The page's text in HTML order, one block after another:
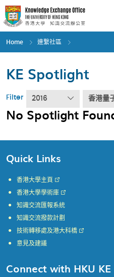
Skip
to
main
content
Home 連繫社區
KE Spotlight
Filter 2016 香港量
No Spotlight
Quick Links
香港大學主頁
香港大學學術庫
知識交流匯報系統
知識交流撥款計劃
技術轉移處及港大科橋
意見及建議
Connect with HKU KE